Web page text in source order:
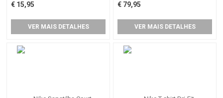
€ 15,95
VER MAIS DETALHES
€ 79,95
VER MAIS DETALHES